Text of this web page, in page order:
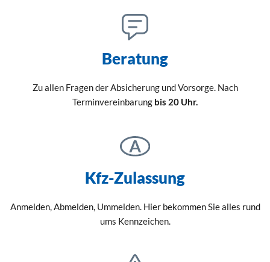
Beratung
Zu allen Fragen der Absicherung und Vorsorge. Nach
Terminvereinbarung bis 20 Uhr.
Kfz-Zulassung
Anmelden, Abmelden, Ummelden. Hier bekommen Sie alles rund
ums Kennzeichen.